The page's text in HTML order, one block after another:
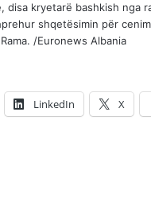
disa kryetarë bashkish
shqetësimin për
/Euronews Albania
LinkedIn X